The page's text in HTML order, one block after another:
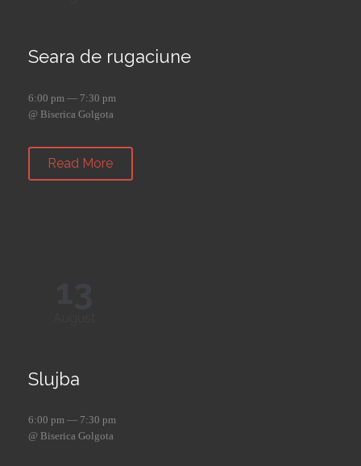
Seara de rugaciune
6:00 pm — 7:30 pm
@ Biserica Golgota
Read More
Slujba
6:00 pm — 7:30 pm
@ Biserica Golgota